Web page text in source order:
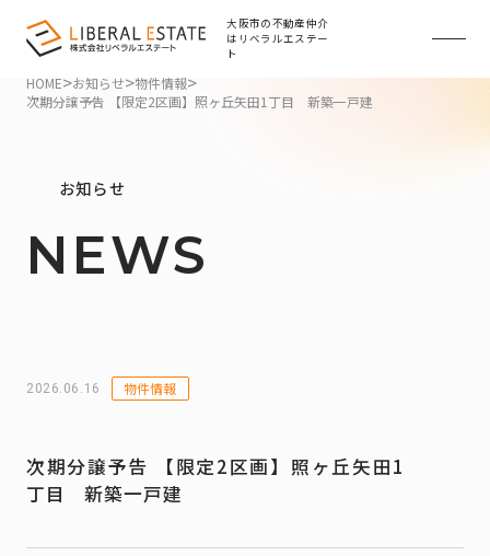
大阪市の不動産仲介
はリベラルエステー
ト
HOME>お知らせ>物件情報>
次期分譲予告 【限定2区画】照ヶ丘矢田1丁目 新築一戸建
お知らせ
NEWS
2026.06.16 物件情報
次期分譲予告 【限定2区画】照ヶ丘矢田1
丁目 新築一戸建